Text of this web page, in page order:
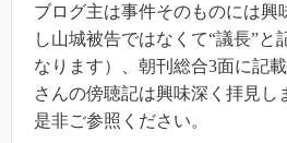
ブログ主は事件そのものには興
し山城被告ではなくて“議長”と
なります）、朝刊総合3面に記
さんの傍聴記は興味深く拝見し
是非ご参照ください。